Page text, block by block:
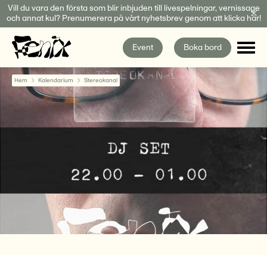
Fortsätt
till
innehållet
Vill du vara den första som blir inbjuden till livespelningar, vernissage
och annat kul? Prenumerera på vårt nyhetsbrev genom att klicka här!
Event Boka bord
Hem Kalendarium Stereokanal